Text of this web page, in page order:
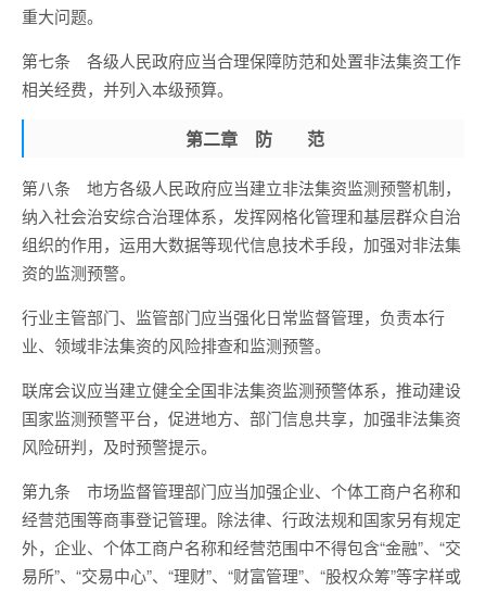
重大问题。
第七条 各级人民政府应当合理保障防范和处置非法集资工作
相关经费，并列入本级预算。
第二章 防 范
第八条 地方各级人民政府应当建立非法集资监测预警机制，
纳入社会治安综合治理体系，发挥网格化管理和基层群众自治
组织的作用，运用大数据等现代信息技术手段，加强对非法集
资的监测预警。
行业主管部门、监管部门应当强化日常监督管理，负责本行
业、领域非法集资的风险排查和监测预警。
联席会议应当建立健全全国非法集资监测预警体系，推动建设
国家监测预警平台，促进地方、部门信息共享，加强非法集资
风险研判，及时预警提示。
第九条 市场监督管理部门应当加强企业、个体工商户名称和
经营范围等商事登记管理。除法律、行政法规和国家另有规定
外，企业、个体工商户名称和经营范围中不得包含“金融”、“交
易所”、“交易中心”、“理财”、“财富管理”、“股权众筹”等字样或